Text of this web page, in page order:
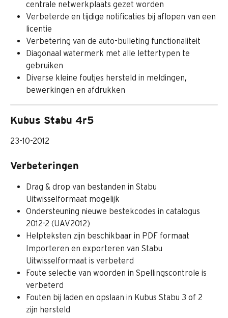
centrale netwerkplaats gezet worden
Verbeterde en tijdige notificaties bij aflopen van een
licentie
Verbetering van de auto-bulleting functionaliteit
Diagonaal watermerk met alle lettertypen te
gebruiken
Diverse kleine foutjes hersteld in meldingen,
bewerkingen en afdrukken
Kubus Stabu 4r5
23-10-2012
Verbeteringen
Drag & drop van bestanden in Stabu
Uitwisselformaat mogelijk
Ondersteuning nieuwe bestekcodes in catalogus
2012-2 (UAV2012)
Helpteksten zijn beschikbaar in PDF formaat
Importeren en exporteren van Stabu
Uitwisselformaat is verbeterd
Foute selectie van woorden in Spellingscontrole is
verbeterd
Fouten bij laden en opslaan in Kubus Stabu 3 of 2
zijn hersteld